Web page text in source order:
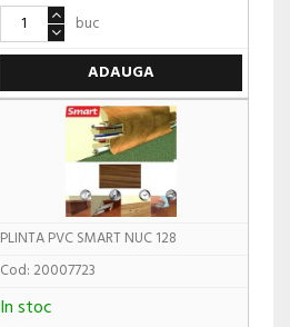
buc
ADAUGA
PLINTA PVC SMART NUC 128
Cod: 20007723
In stoc